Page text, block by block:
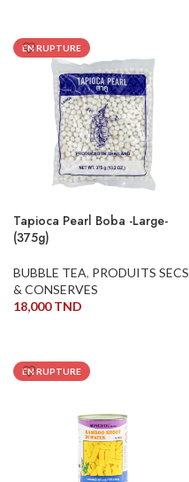
EN RUPTURE
Tapioca Pearl Boba -Large-
(375g)
BUBBLE TEA, PRODUITS SECS
& CONSERVES
18,000TND
EN RUPTURE